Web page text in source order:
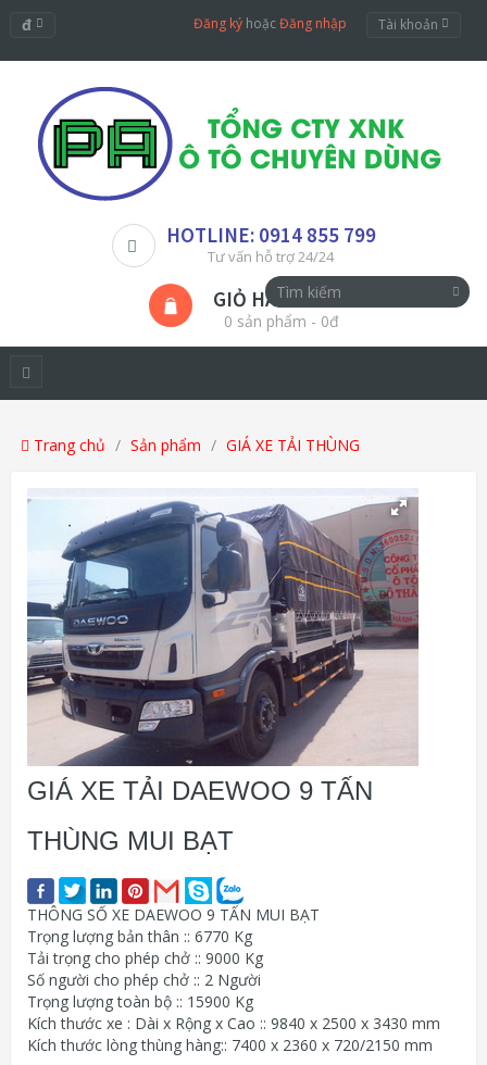
đ Đăng ký hoặcĐăng nhập Tài khoản
HOTLINE: 0914 855 799
Tư vấn hỗ trợ 24/24
GIỎ HÀNG
0 sản phẩm - 0đ
Trang chủ Sản phẩm GIÁ XE TẢI THÙNG
GIÁ XE TẢI DAEWOO 9 TẤN
THÙNG MUI BẠT
THÔNG SỐ XE DAEWOO 9 TẤN MUI BẠT
Trọng lượng bản thân :: 6770 Kg
Tải trọng cho phép chở :: 9000 Kg
Số người cho phép chở :: 2 Người
Trọng lượng toàn bộ :: 15900 Kg
Kích thước xe : Dài x Rộng x Cao :: 9840 x 2500 x 3430 mm
Kích thước lòng thùng hàng:: 7400 x 2360 x 720/2150 mm